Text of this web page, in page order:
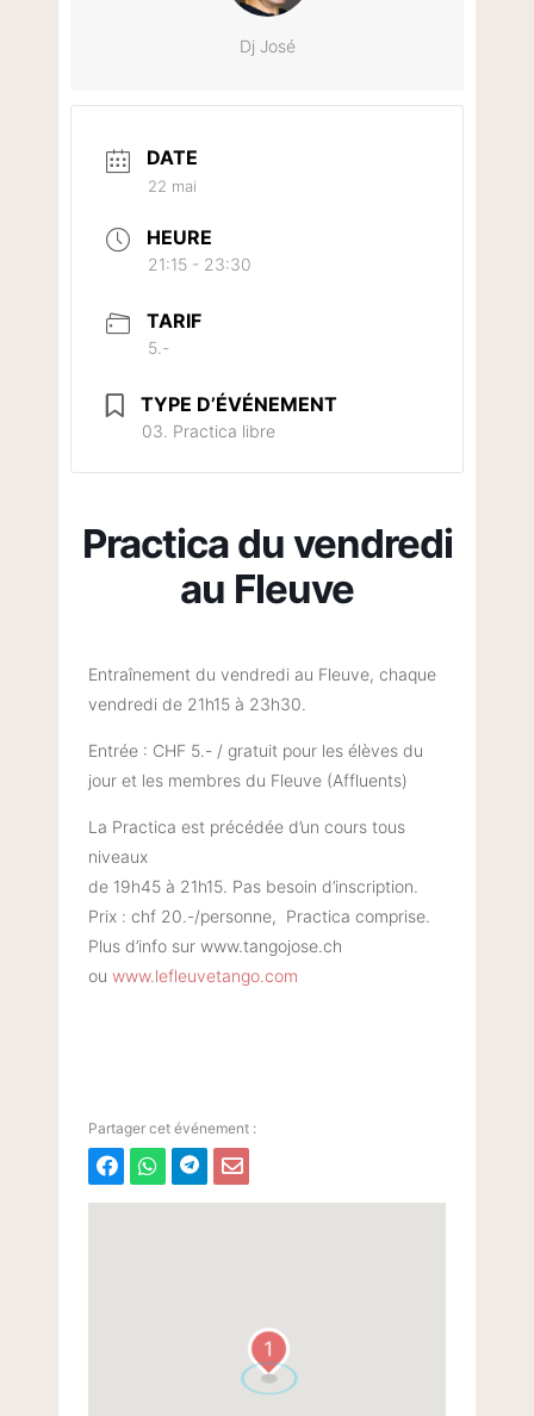
Dj José
DATE
22 mai
HEURE
21:15 - 23:30
TARIF
5.-
TYPE D’ÉVÉNEMENT
03. Practica libre
Practica du vendredi
au Fleuve
Entraînement du vendredi au Fleuve, chaque
vendredi de 21h15 à 23h30.
Entrée : CHF 5.- / gratuit pour les élèves du
jour et les membres du Fleuve (Affluents)
La Practica est précédée d’un cours tous
niveaux
de 19h45 à 21h15. Pas besoin d’inscription.
Prix : chf 20.-/personne, Practica comprise.
Plus d’info sur www.tangojose.ch
ou www.lefleuvetango.com
1